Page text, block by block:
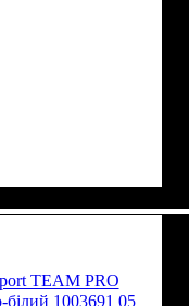
TEAM PRO
1003691 05